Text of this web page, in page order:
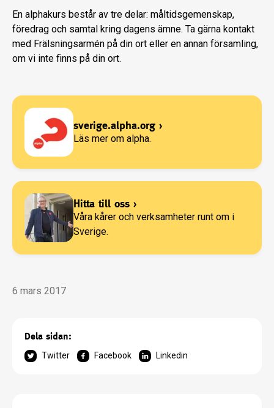
En alphakurs består av tre delar: måltidsgemenskap,
föredrag och samtal kring dagens ämne. Ta gärna kontakt
med Frälsningsarmén på din ort eller en annan församling,
om vi inte finns på din ort.
sverige.alpha.org ›
Läs mer om alpha.
Hitta till oss ›
Våra kårer och verksamheter runt om i
Sverige.
6 mars 2017
Dela sidan:
Twitter Facebook Linkedin